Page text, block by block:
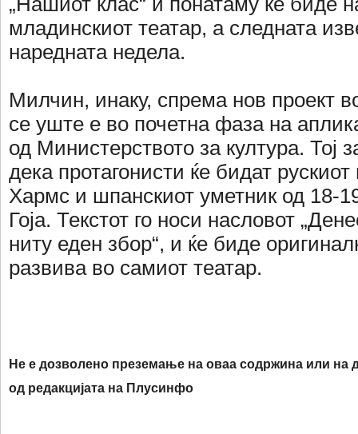
младинскиот театар, а следната
наредната недела.
Милчин, инаку, спрема нов проект
се уште е во почетна фаза на
од Министерството за култура. Тој
дека протагонисти ќе бидат
Хармс и шпанскиот уметник од 18-
Гоја. Текстот го носи насловот
ниту еден збор“, и ќе биде
развива во самиот театар.
Не е дозволено преземање на оваа содржина или на
од редакцијата на Плусинфо